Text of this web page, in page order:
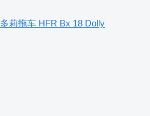
多莉拖车 HFR Bx 18 Dolly